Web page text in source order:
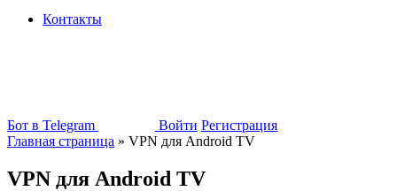
Контакты
Бот в Telegram Войти Регистрация
Главная страница » VPN для Android TV
VPN для Android TV